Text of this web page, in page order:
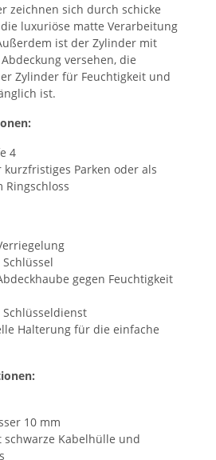
zeichnen sich durch schicke
luxuriöse matte Verarbeitung
ist der Zylinder mit
versehen, die
Zylinder für Feuchtigkeit und
ist.
4
kurzfristiges Parken oder als
Ringschloss
gegen Feuchtigkeit
Halterung für die einfache
10 mm
schwarze Kabelhülle und